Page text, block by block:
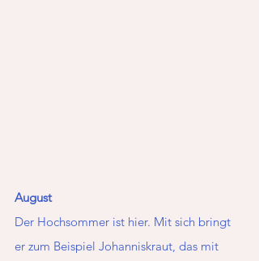
August
Der Hochsommer ist hier. Mit sich bringt
er zum Beispiel Johanniskraut, das mit